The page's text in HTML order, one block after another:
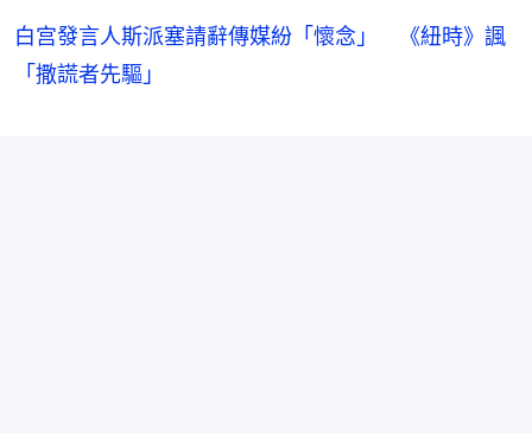
白宫發言人斯派塞請辭傳媒紛「懷念」 《紐時》諷
「撒謊者先驅」